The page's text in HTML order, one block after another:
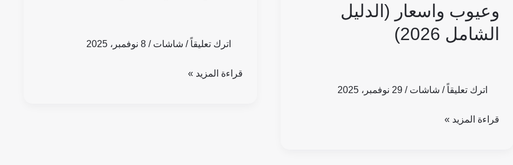
وعيوب واسعار (الدليل
الشامل 2026)
اترك تعليقاً / شاشات / 29 نوفمبر، 2025
قراءة المزيد »
اترك تعليقاً / شاشات /8 نوفمبر، 2025
قراءة المزيد »